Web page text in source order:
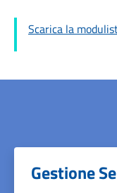
Scarica la
Gestione